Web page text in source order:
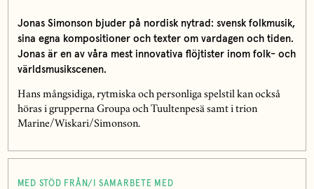
Jonas Simonson bjuder på nordisk nytrad: svensk folkmusik,
sina egna kompositioner och texter om vardagen och tiden.
Jonas är en av våra mest innovativa flöjtister inom folk- och
världsmusikscenen.
Hans mångsidiga, rytmiska och personliga spelstil kan också
höras i grupperna Groupa och Tuultenpesä samt i trion
Marine/Wiskari/Simonson.
MED STÖD FRÅN/I SAMARBETE MED